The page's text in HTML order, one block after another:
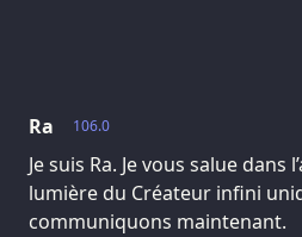
106.0
Ra
Je suis Ra. Je vous salue dans
lumière du Créateur infini
communiquons maintenant.